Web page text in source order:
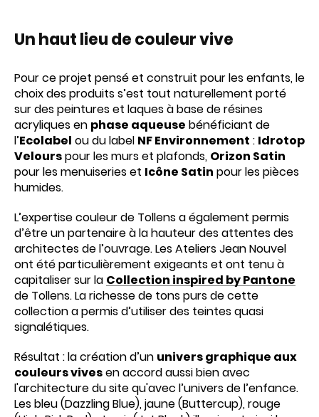
Un haut lieu de couleur vive
Pour ce projet pensé et construit pour les enfants, le
choix des produits s’est tout naturellement porté
sur des peintures et laques à base de résines
acryliques en phase aqueuse bénéficiant de
l’Ecolabel ou du label NF Environnement : Idrotop
Velourspour les murs et plafonds, Orizon Satin
pour les menuiseries et Icône Satin pour les pièces
humides.
L’expertise couleur de Tollens a également permis
d’être un partenaire à la hauteur des attentes des
architectes de l’ouvrage. Les Ateliers Jean Nouvel
ont été particulièrement exigeants et ont tenu à
capitaliser sur la Collection inspired by Pantone
de Tollens. La richesse de tons purs de cette
collection a permis d’utiliser des teintes quasi
signalétiques.
Résultat : la création d’un univers graphique aux
couleurs vivesen accord aussi bien avec
l'architecture du site qu'avec l’univers de l’enfance.
Les bleu (Dazzling Blue), jaune (Buttercup), rouge